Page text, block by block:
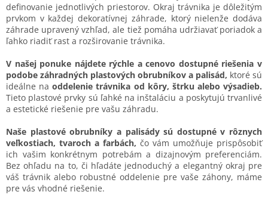
definovanie jednotlivých priestorov. Okraj trávnika je dôležitým
prvkom v každej dekoratívnej záhrade, ktorý nielenže dodáva
záhrade upravený vzhľad, ale tiež pomáha udržiavať poriadok a
ľahko riadiť rast a rozširovanie trávnika.
V našej ponuke nájdete rýchle a cenovo dostupné riešenia v
podobe záhradných plastových obrubníkov a palisád, ktoré sú
ideálne naoddelenie trávnika od kôry, štrku alebo výsadieb.
Tieto plastové prvky sú ľahké na inštaláciu a poskytujú trvanlivé
a estetické riešenie pre vašu záhradu.
Naše plastové obrubníky a palisády sú dostupné v rôznych
veľkostiach, tvaroch a farbách, čo vám umožňuje prispôsobiť
ich vašim konkrétnym potrebám a dizajnovým preferenciám.
Bez ohľadu na to, či hľadáte jednoduchý a elegantný okraj pre
váš trávnik alebo robustné oddelenie pre vaše záhony, máme
pre vás vhodné riešenie.